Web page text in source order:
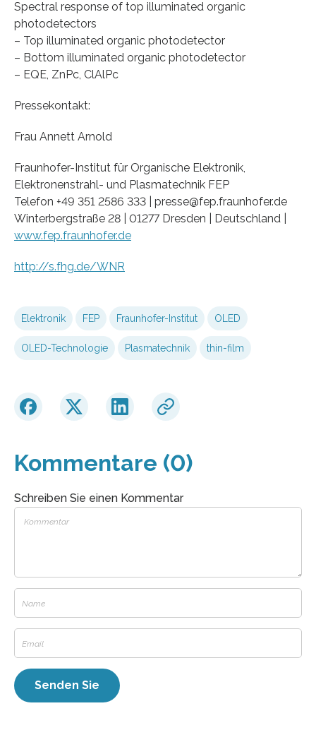
Spectral response of top illuminated organic
photodetectors
– Top illuminated organic photodetector
– Bottom illuminated organic photodetector
– EQE, ZnPc, ClAlPc
Pressekontakt:
Frau Annett Arnold
Fraunhofer-Institut für Organische Elektronik,
Elektronenstrahl- und Plasmatechnik FEP
Telefon +49 351 2586 333 | presse@fep.fraunhofer.de
Winterbergstraße 28 | 01277 Dresden | Deutschland |
www.fep.fraunhofer.de
http://s.fhg.de/WNR
Elektronik FEP Fraunhofer-Institut OLED
OLED-Technologie Plasmatechnik thin-film
Kommentare (0)
Schreiben Sie einen Kommentar